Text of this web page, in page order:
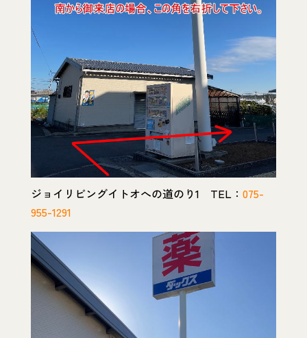
ジョイリビングイトオへの道のり1 TEL： 075-
955-1291